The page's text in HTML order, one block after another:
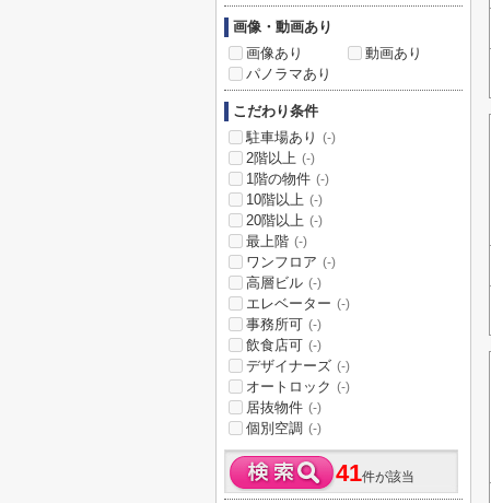
画像・動画あり
画像あり
動画あり
パノラマあり
こだわり条件
駐車場あり
(-)
2階以上 (-)
1階の物件 (-)
10階以上 (-)
20階以上 (-)
最上階 (-)
ワンフロア (-)
高層ビル (-)
エレベーター (-)
事務所可 (-)
飲食店可 (-)
デザイナーズ (-)
オートロック (-)
居抜物件 (-)
個別空調 (-)
41件が該当